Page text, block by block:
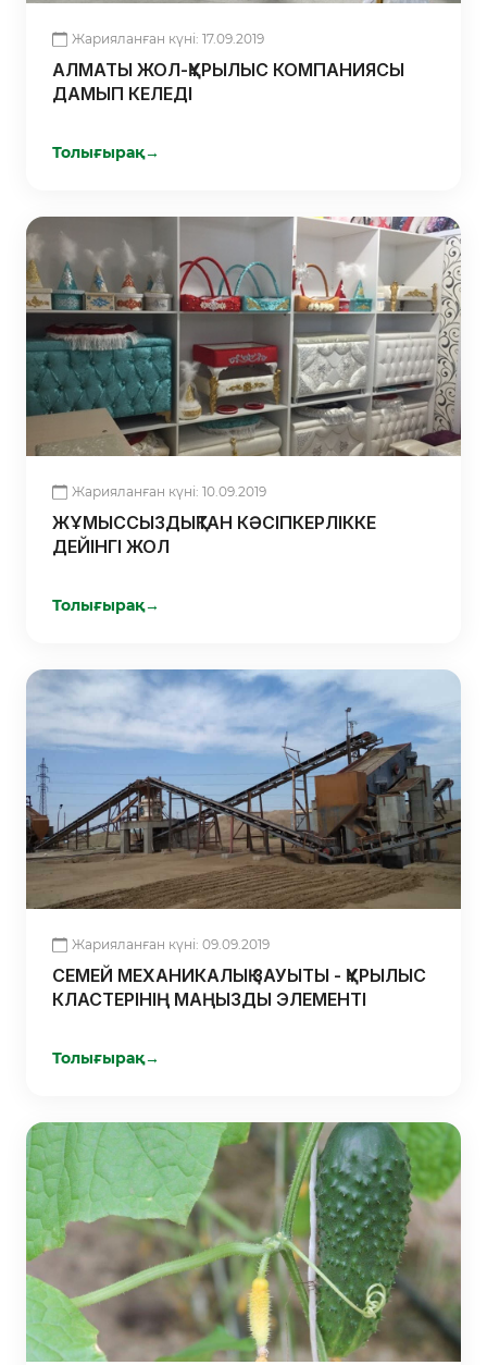
Жарияланған күні: 17.09.2019
АЛМАТЫ ЖОЛ-ҚҰРЫЛЫС КОМПАНИЯСЫ
ДАМЫП КЕЛЕДІ
Толығырақ→
Жарияланған күні: 10.09.2019
ЖҰМЫССЫЗДЫҚТАН КӘСІПКЕРЛІККЕ
ДЕЙІНГІ ЖОЛ
Толығырақ→
Жарияланған күні: 09.09.2019
СЕМЕЙ МЕХАНИКАЛЫҚ ЗАУЫТЫ - ҚҰРЫЛЫС
КЛАСТЕРІНІҢ МАҢЫЗДЫ ЭЛЕМЕНТІ
Толығырақ→